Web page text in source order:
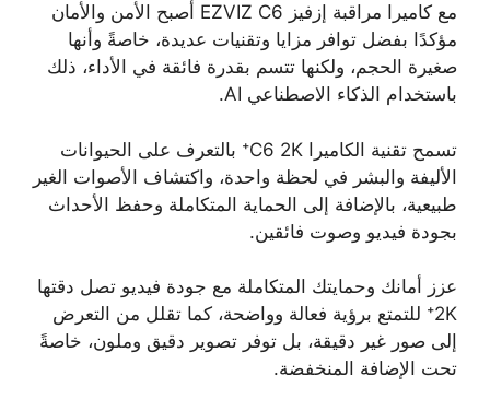
مع كاميرا مراقبة إزفيز EZVIZ C6 أصبح الأمن والأمان
مؤكدًا بفضل توافر مزايا وتقنيات عديدة، خاصةً وأنها
صغيرة الحجم، ولكنها تتسم بقدرة فائقة في الأداء، ذلك
باستخدام الذكاء الاصطناعي AI.
تسمح تقنية الكاميرا C6 2K⁺ بالتعرف على الحيوانات
الأليفة والبشر في لحظة واحدة، واكتشاف الأصوات الغير
طبيعية، بالإضافة إلى الحماية المتكاملة وحفظ الأحداث
بجودة فيديو وصوت فائقين.
عزز أمانك وحمايتك المتكاملة مع جودة فيديو تصل دقتها
2K⁺ للتمتع برؤية فعالة وواضحة، كما تقلل من التعرض
إلى صور غير دقيقة، بل توفر تصوير دقيق وملون، خاصةً
تحت الإضافة المنخفضة.